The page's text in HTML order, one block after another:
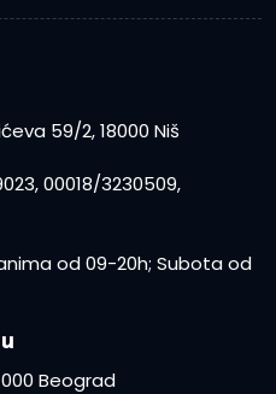
59/2, 18000 Niš
00018/3230509,
od 09-20h; Subota od
Beograd